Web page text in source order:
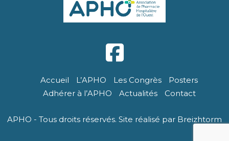
Accueil L’APHO Les Congrès
Posters
Adhérer à l’APHO
Actualités Contact
APHO - Tous droits réservés. Site réalisé par Breizhtorm